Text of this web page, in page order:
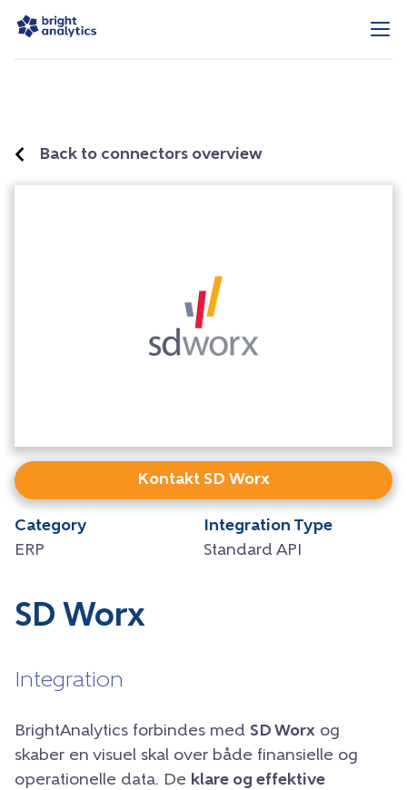
Back to connectors overview
Kontakt SD Worx
Category
ERP
Integration Type
Standard API
SD Worx
Integration
BrightAnalytics forbindes med SD Worx og
skaber en visuel skal over både finansielle og
operationelle data. De klare og effektive